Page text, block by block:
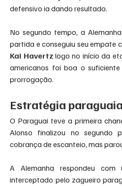
defensivo ia dando resultado.
No segundo tempo, a
partida e conseguiu seu empate
Kai Havertz logo no início da
americanos foi boa o
prorrogação.
Estratégia paraguaia
O Paraguai teve a primeira
Alonso finalizou no segundo
cobrança de escanteio, mas
A Alemanha respondeu
interceptado pelo zagueiro